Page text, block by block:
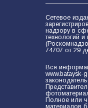
Сетевое
надзору в
технологий
74707 от 29
Вся
www.bataysk-
Полное или
материалов